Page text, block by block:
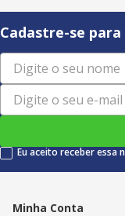
Cadastre-se
Eu aceito receber essa
Minha Conta